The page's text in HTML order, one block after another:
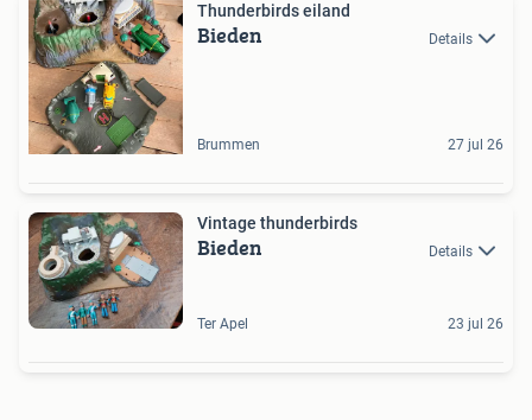
Thunderbirds eiland
Bieden Details
Brummen 27 jul 26
Vintage thunderbirds
Bieden Details
Ter Apel 23 jul 26